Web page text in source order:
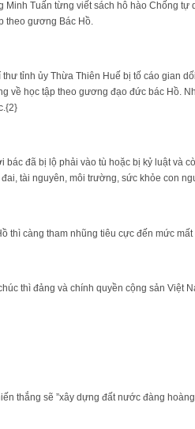
Tuấn từng viết sách hô hào Chống tự
theo gương Bác Hồ.
tỉnh ủy Thừa Thiên Huế bị tố cáo gian
về học tập theo gương đạo đức bác Hồ.
đã bị lộ phải vào tù hoặc bị kỷ luật và
tài nguyên, môi trường, sức khỏe con
thì càng tham nhũng tiêu cực đến mức mất
thì đảng và chính quyền cộng sản Việt
thắng sẽ ”xây dựng đất nước đàng